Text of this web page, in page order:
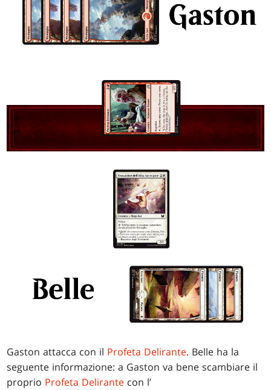
Gaston attacca con il Profeta Delirante. Belle ha la
seguente informazione: a Gaston va bene scambiare il
proprio Profeta Delirante con l’